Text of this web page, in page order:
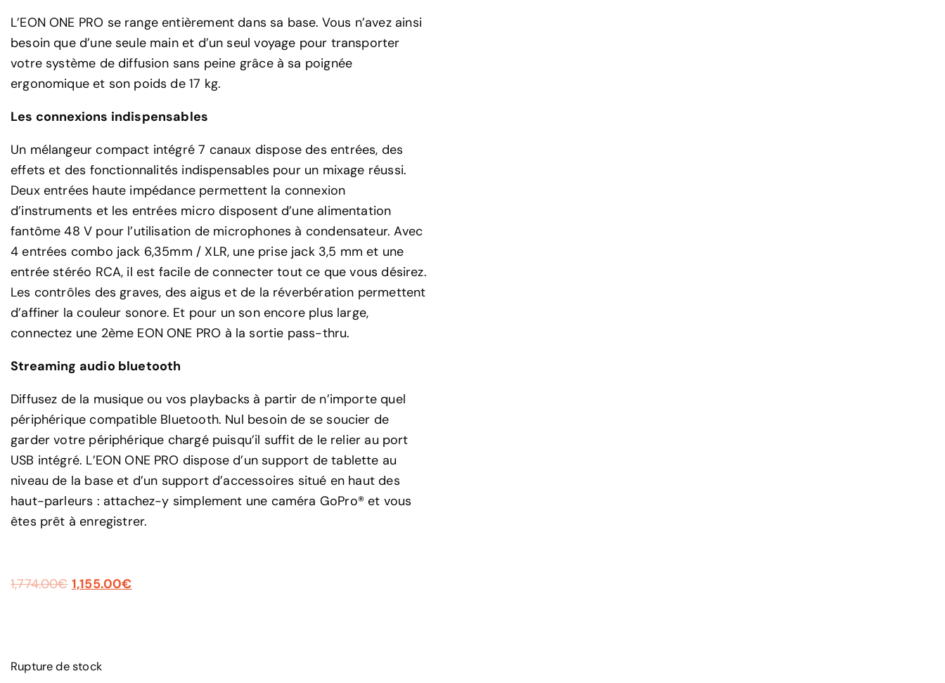
L’EON ONE PRO se range entièrement dans sa base. Vous n’avez ainsi
besoin que d’une seule main et d’un seul voyage pour transporter
votre système de diffusion sans peine grâce à sa poignée
ergonomique et son poids de 17 kg.
Les connexions indispensables
Un mélangeur compact intégré 7 canaux dispose des entrées, des
effets et des fonctionnalités indispensables pour un mixage réussi.
Deux entrées haute impédance permettent la connexion
d’instruments et les entrées micro disposent d’une alimentation
fantôme 48 V pour l’utilisation de microphones à condensateur. Avec
4 entrées combo jack 6,35mm / XLR, une prise jack 3,5 mm et une
entrée stéréo RCA, il est facile de connecter tout ce que vous désirez.
Les contrôles des graves, des aigus et de la réverbération permettent
d’affiner la couleur sonore. Et pour un son encore plus large,
connectez une 2ème EON ONE PRO à la sortie pass-thru.
Streaming audio bluetooth
Diffusez de la musique ou vos playbacks à partir de n’importe quel
périphérique compatible Bluetooth. Nul besoin de se soucier de
garder votre périphérique chargé puisqu’il suffit de le relier au port
USB intégré. L’EON ONE PRO dispose d’un support de tablette au
niveau de la base et d’un support d’accessoires situé en haut des
haut-parleurs : attachez-y simplement une caméra GoPro® et vous
êtes prêt à enregistrer.
1,774.00€ 1,155.00€
Rupture de stock